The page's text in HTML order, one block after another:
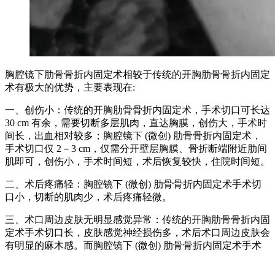
胸腔镜下肋骨骨折内固定术相较于传统的开胸肋骨骨折内固定
术有极大的优势，主要表现在:
一、创伤小：传统的开胸肋骨骨折内固定术，手术切口可长达
30 cm 有余，需要切断多层肌肉，直达胸膜，创伤大，手术时
间长，出血相对较多；胸腔镜下 (微创) 肋骨骨折内固定术，
手术切口仅 2－3 cm，仅需分开壁层胸膜、骨折断端附近肋间
肌即可，创伤小，手术时间短，术后恢复较快，住院时间短。
二、术后疼痛轻：胸腔镜下 (微创) 肋骨骨折内固定术手术切
口小，切断的肌肉少，术后疼痛轻微。
三、术口周边皮肤无明显感觉异常：传统的开胸肋骨骨折内固
定术手术切口长，皮肤感觉神经损伤多，术后术口周边皮肤会
有明显的麻木感。而胸腔镜下 (微创) 肋骨骨折内固定术手术